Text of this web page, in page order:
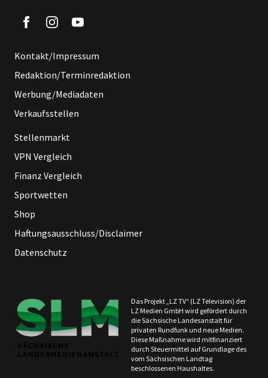
Kontakt/Impressum
Redaktion/Terminredaktion
Werbung/Mediadaten
Verkaufsstellen
Stellenmarkt
VPN Vergleich
Finanz Vergleich
Sportwetten
Shop
Haftungsausschluss/Disclaimer
Datenschutz
Das Projekt „LZ TV“ (LZ Television) der
LZ Medien GmbH wird gefördert durch
die Sächsische Landesanstalt für
privaten Rundfunk und neue Medien.
Diese Maßnahme wird mitfinanziert
durch Steuermittel auf Grundlage des
vom Sächsischen Landtag
beschlossenen Haushaltes.